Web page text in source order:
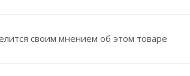
своим мнением об этом товаре